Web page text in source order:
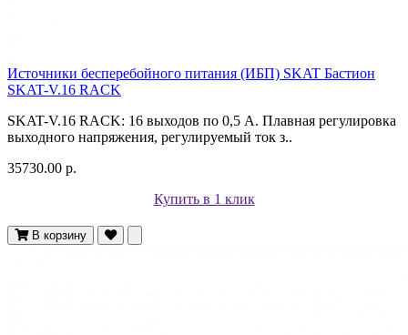
Источники бесперебойного питания (ИБП) SKAT Бастион
SKAT-V.16 RACK
SKAT-V.16 RACK: 16 выходов по 0,5 А. Плавная регулировка
выходного напряжения, регулируемый ток з..
35730.00 р.
Купить в 1 клик
В корзину